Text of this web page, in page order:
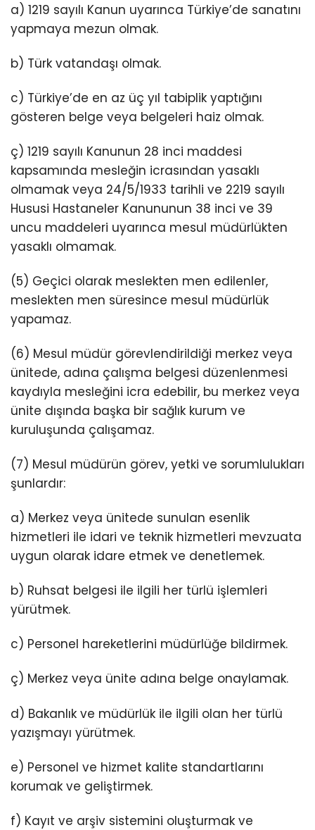
a) 1219 sayılı Kanun uyarınca Türkiye’de sanatını
yapmaya mezun olmak.
b) Türk vatandaşı olmak.
c) Türkiye’de en az üç yıl tabiplik yaptığını
gösteren belge veya belgeleri haiz olmak.
ç) 1219 sayılı Kanunun 28 inci maddesi
kapsamında mesleğin icrasından yasaklı
olmamak veya 24/5/1933 tarihli ve 2219 sayılı
Hususi Hastaneler Kanununun 38 inci ve 39
uncu maddeleri uyarınca mesul müdürlükten
yasaklı olmamak.
(5) Geçici olarak meslekten men edilenler,
meslekten men süresince mesul müdürlük
yapamaz.
(6) Mesul müdür görevlendirildiği merkez veya
ünitede, adına çalışma belgesi düzenlenmesi
kaydıyla mesleğini icra edebilir, bu merkez veya
ünite dışında başka bir sağlık kurum ve
kuruluşunda çalışamaz.
(7) Mesul müdürün görev, yetki ve sorumlulukları
şunlardır:
a) Merkez veya ünitede sunulan esenlik
hizmetleri ile idari ve teknik hizmetleri mevzuata
uygun olarak idare etmek ve denetlemek.
b) Ruhsat belgesi ile ilgili her türlü işlemleri
yürütmek.
c) Personel hareketlerini müdürlüğe bildirmek.
ç) Merkez veya ünite adına belge onaylamak.
d) Bakanlık ve müdürlük ile ilgili olan her türlü
yazışmayı yürütmek.
e) Personel ve hizmet kalite standartlarını
korumak ve geliştirmek.
f) Kayıt ve arşiv sistemini oluşturmak ve